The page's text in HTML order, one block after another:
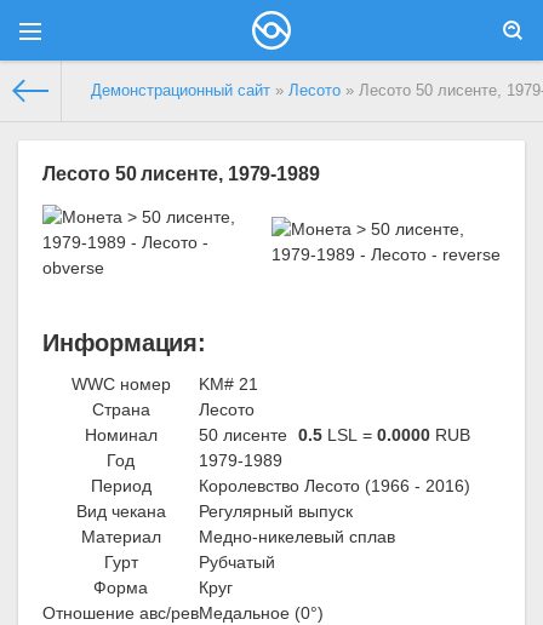
Демонстрационный сайт » Лесото » Лесото 50 лисенте,
Лесото 50 лисенте, 1979-1989
Информация:
WWC номер
KM# 21
Страна
Лесото
Номинал
50 лисенте 0.5 LSL = 0.0000 RUB
Год
1979-1989
Период
Королевство Лесото (1966 - 2016)
Вид чекана
Регулярный выпуск
Материал
Медно-никелевый сплав
Гурт
Рубчатый
Форма
Круг
Отношение авс/ревМедальное (0°)